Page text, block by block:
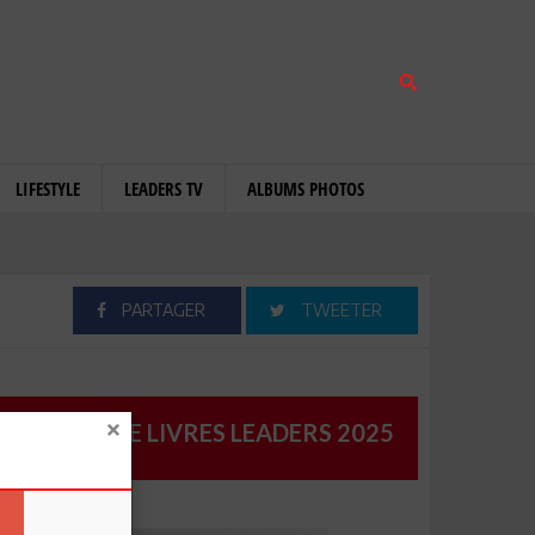
LIFESTYLE LEADERS TV ALBUMS PHOTOS
PARTAGER TWEETER
CATALOGUE LIVRES LEADERS 2025